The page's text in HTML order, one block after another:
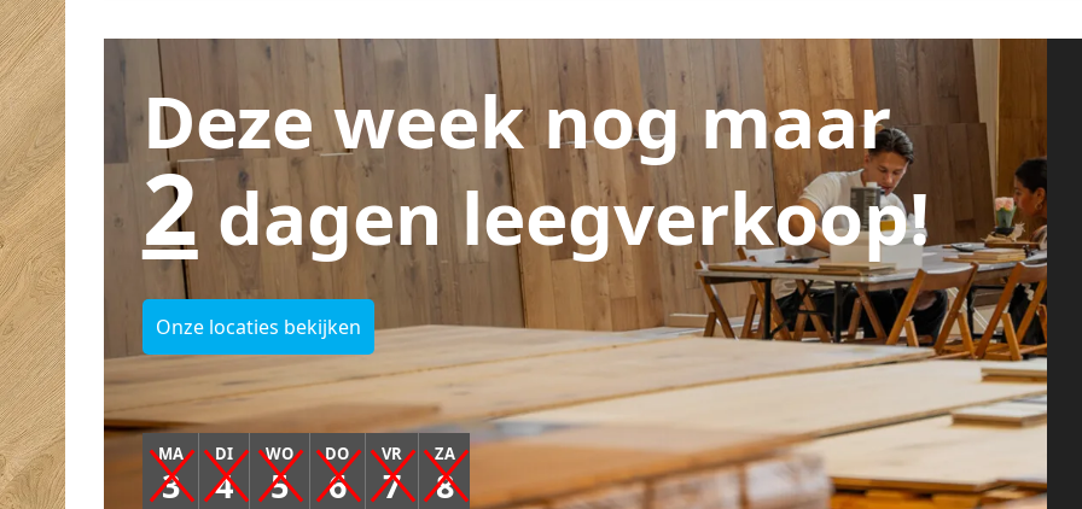
Deze week nog maar
2 dagen leegverkoop!
Onze locaties bekijken
MA
3
DI
4
WO
5
DO
6
VR
7
ZA
8